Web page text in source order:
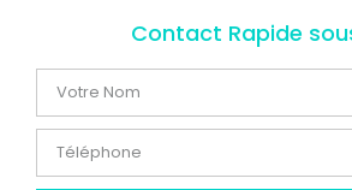
Contact Rapide